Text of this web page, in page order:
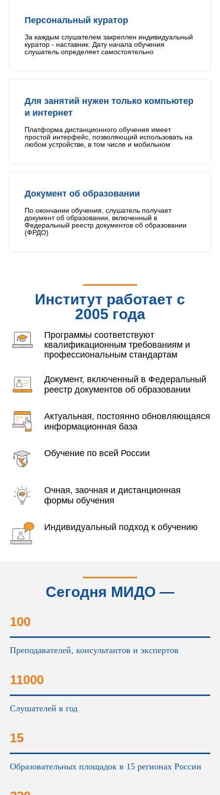
Персональный куратор
За каждым слушателем закреплен индивидуальный
куратор - наставник. Дату начала обучения
слушатель определяет самостоятельно
Для занятий нужен только компьютер
и интернет
Платформа дистанционного обучения имеет
простой интерфейс, позволяющий использовать на
любом устройстве, в том числе и мобильном
Документ об образовании
По окончании обучения, слушатель получает
документ об образовании, включенный в
Федеральный реестр документов об образовании
(ФРДО)
Институт работает с
2005 года
Программы соответствуют
квалификационным требованиям и
профессиональным стандартам
Документ, включенный в Федеральный
реестр документов об образовании
Актуальная, постоянно обновляющаяся
информационная база
Обучение по всей России
Очная, заочная и дистанционная
формы обучения
Индивидуальный подход к обучению
Сегодня МИДО —
100
Преподавателей, консультантов и экспертов
11000
Слушателей в год
15
Образовательных площадок в 15 регионах России